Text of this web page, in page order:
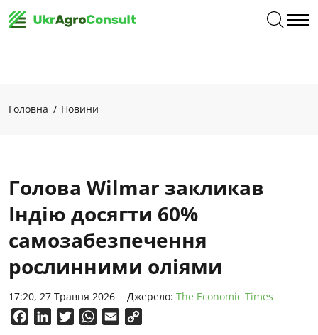
Головна Новини
Голова Wilmar закликав
Індію досягти 60%
самозабезпечення
рослинними оліями
17:20, 27 Травня 2026 Джерело: The Economic Times
FacebookLinkedInTwitterWhatsApp
Email